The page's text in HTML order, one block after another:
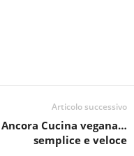
Articolo successivo
Ancora Cucina vegana…
semplice e veloce